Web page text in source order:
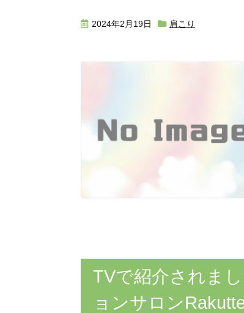
2024年2月19日 肩こり
TVで紹介されま
ョンサロン